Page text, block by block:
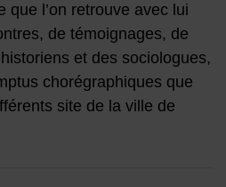
que l’on retrouve avec lui
de témoignages, de
et des sociologues,
chorégraphiques que
site de la ville de